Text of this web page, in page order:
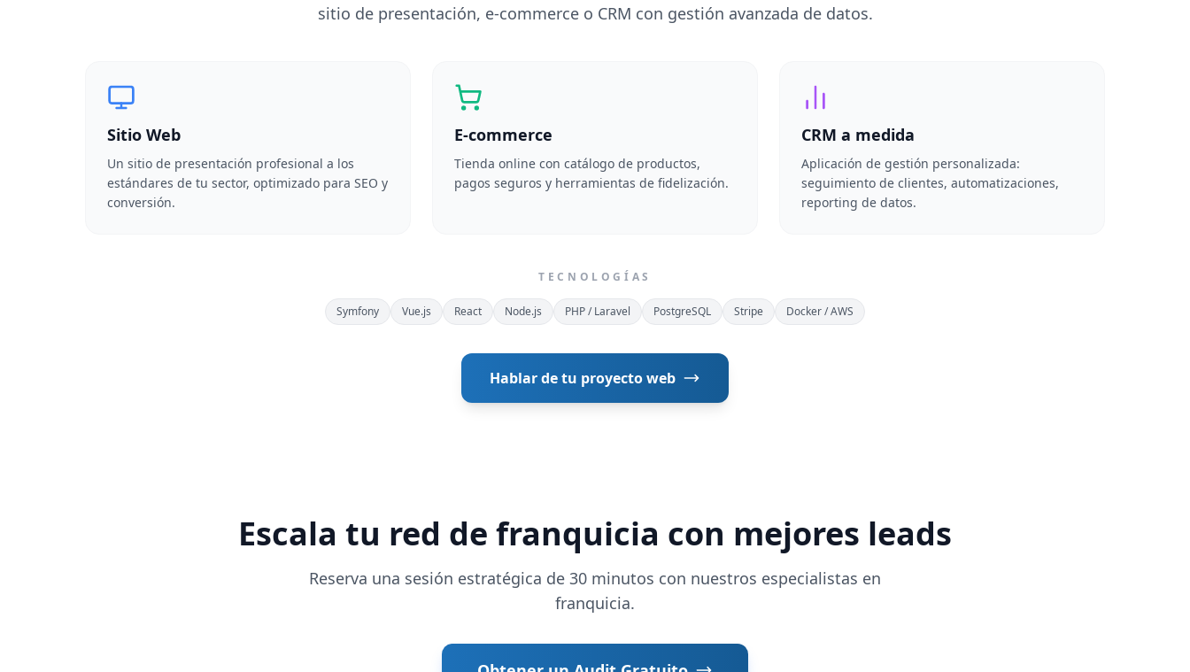
sitio de presentación, e-commerce o CRM con gestión avanzada de datos.
Sitio Web
Un sitio de presentación profesional a los
estándares de tu sector, optimizado para SEO y
conversión.
E-commerce
Tienda online con catálogo de productos,
pagos seguros y herramientas de fidelización.
CRM a medida
Aplicación de gestión personalizada:
seguimiento de clientes, automatizaciones,
reporting de datos.
TECNOLOGÍAS
Symfony Vue.js React Node.js PHP / Laravel PostgreSQL Stripe Docker / AWS
Hablar de tu proyecto web
Escala tu red de franquicia con mejores leads
Reserva una sesión estratégica de 30 minutos con nuestros especialistas en
franquicia.